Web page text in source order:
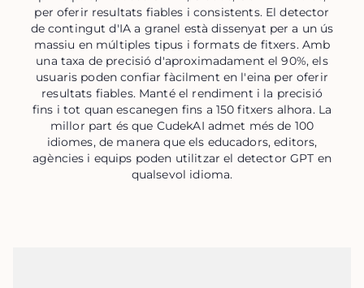
per oferir resultats fiables i consistents. El detector
de contingut d'IA a granel està dissenyat per a un ús
massiu en múltiples tipus i formats de fitxers. Amb
una taxa de precisió d'aproximadament el 90%, els
usuaris poden confiar fàcilment en l'eina per oferir
resultats fiables. Manté el rendiment i la precisió
fins i tot quan escanegen fins a 150 fitxers alhora. La
millor part és que CudekAI admet més de 100
idiomes, de manera que els educadors, editors,
agències i equips poden utilitzar el detector GPT en
qualsevol idioma.